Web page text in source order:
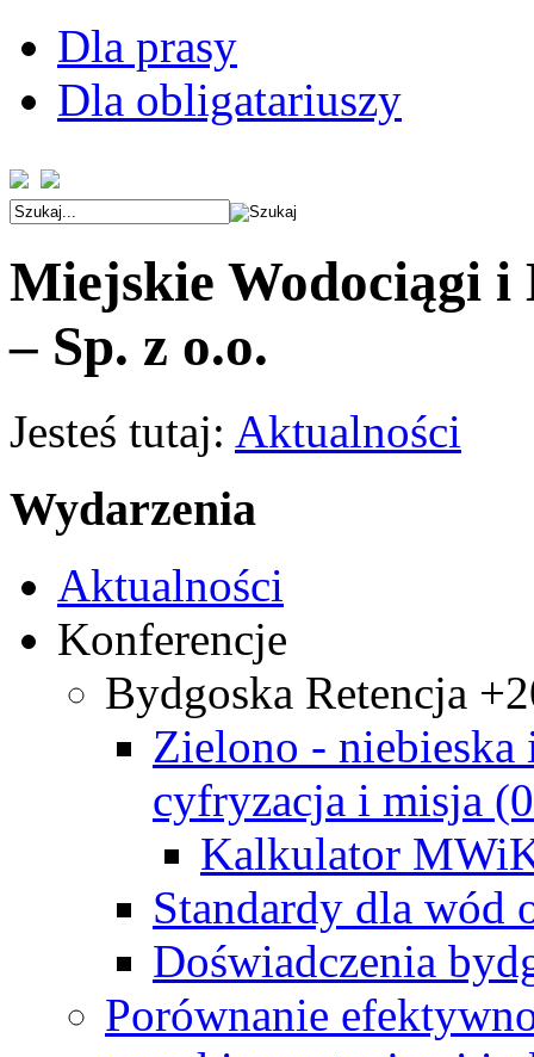
Dla prasy
Dla obligatariuszy
Miejskie Wodociągi
– Sp. z o.o.
Jesteś tutaj: Aktualności
Wydarzenia
Aktualności
Konferencje
Bydgoska Retencja
Zielono -
cyfryzacja i misja
Kalkulator
Standardy dla wód
Doświadczenia
Porównanie